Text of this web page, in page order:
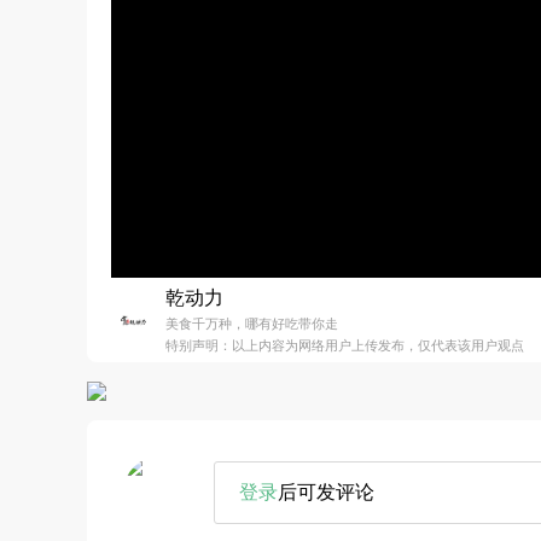
乾动力
美食千万种，哪有好吃带你走
特别声明：以上内容为网络用户上传发布，仅代表该用户观点
登录后可发评论